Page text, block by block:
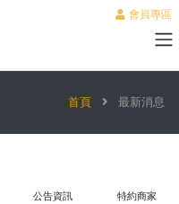
會員專區
首頁 最新消息
公告資訊 特約商家